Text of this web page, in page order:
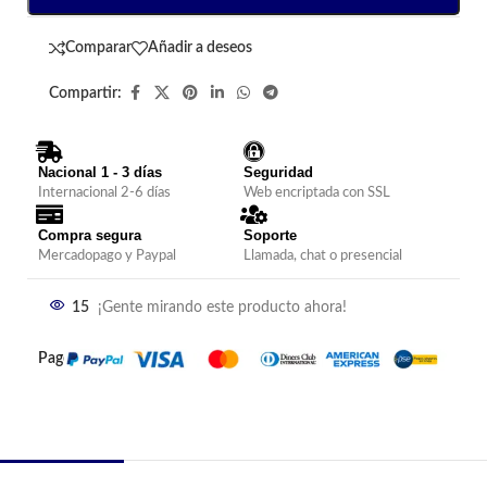
Comparar Añadir a deseos
Compartir:
Nacional 1 - 3 días
Internacional 2-6 días
Seguridad
Web encriptada con SSL
Compra segura
Mercadopago y Paypal
Soporte
Llamada, chat o presencial
15 ¡Gente mirando este producto ahora!
Pagos: